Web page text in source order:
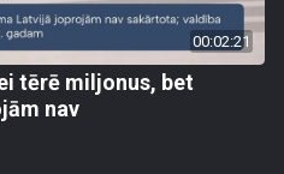
00:02:21
tērē miljonus, bet
nav